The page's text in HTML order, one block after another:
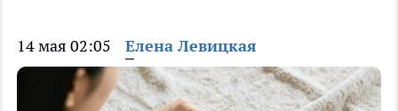
14 мая 02:05 Елена Левицкая